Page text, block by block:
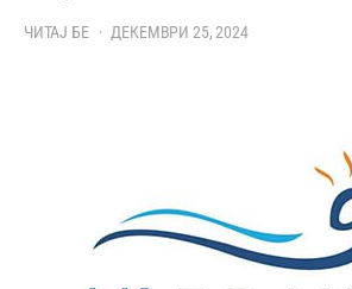
ЧИТАЈ БЕ ДЕКЕМВРИ 25, 2024